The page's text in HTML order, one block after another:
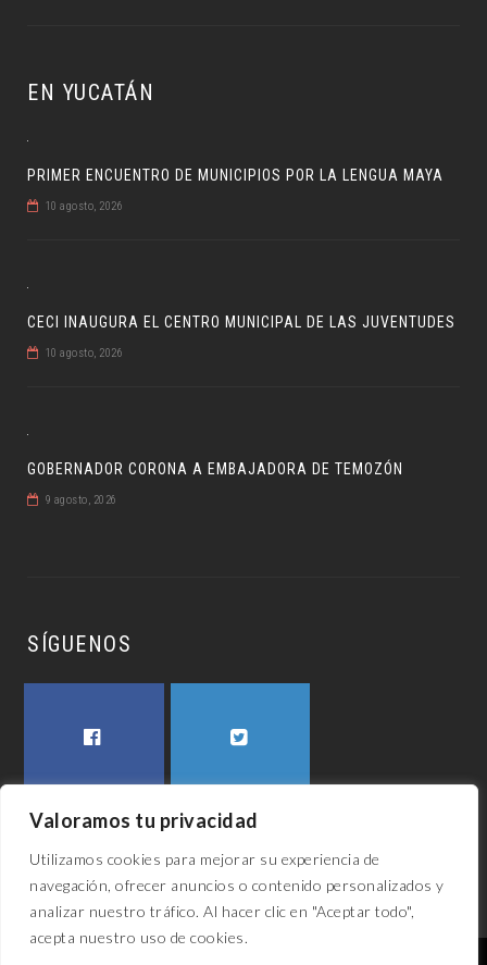
Valoramos tu privacidad
Utilizamos cookies para mejorar su experiencia de
navegación, ofrecer anuncios o contenido personalizados y
analizar nuestro tráfico. Al hacer clic en "Aceptar todo",
acepta nuestro uso de cookies.
EN YUCATÁN
PRIMER ENCUENTRO DE MUNICIPIOS POR LA LENGUA MAYA
10 agosto, 2026
CECI INAUGURA EL CENTRO MUNICIPAL DE LAS JUVENTUDES
10 agosto, 2026
GOBERNADOR CORONA A EMBAJADORA DE TEMOZÓN
9 agosto, 2026
SÍGUENOS